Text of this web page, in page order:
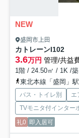
NEW
盛岡市上田
カトレーンI102
3.6万円 管理/共益
1階 / 24.50㎡ / 1K /
東北本線「盛岡」
バス・トイレ別 エ
TVモニタ付インター
礼0 即入居可